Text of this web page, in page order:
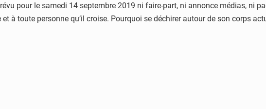
pour le samedi 14 septembre 2019 ni faire-part, ni annonce médias, ni
à toute personne qu’il croise. Pourquoi se déchirer autour de son corps